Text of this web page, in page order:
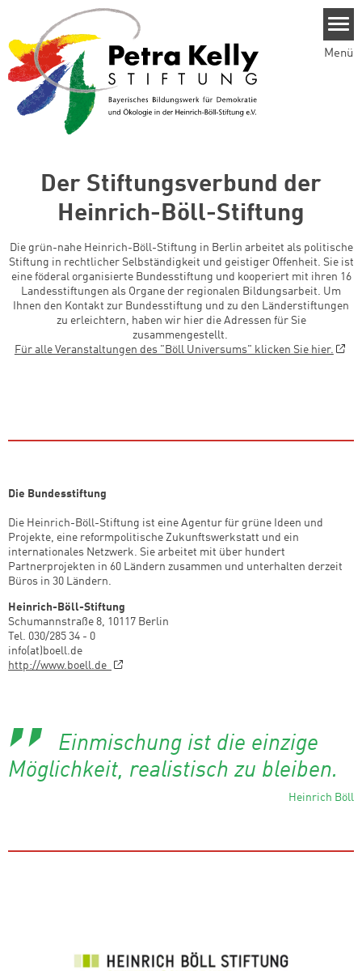
Menü
Der Stiftungsverbund der
Heinrich-Böll-Stiftung
Die grün-nahe Heinrich-Böll-Stiftung in Berlin arbeitet als politische
Stiftung in rechtlicher Selbständigkeit und geistiger Offenheit. Sie ist
eine föderal organisierte Bundesstiftung und kooperiert mit ihren 16
Landesstiftungen als Organe der regionalen Bildungsarbeit. Um
Ihnen den Kontakt zur Bundesstiftung und zu den Länderstiftungen
zu erleichtern, haben wir hier die Adressen für Sie
zusammengestellt.
Für alle Veranstaltungen des "Böll Universums" klicken Sie hier.
Die Bundesstiftung
Die Heinrich-Böll-Stiftung ist eine Agentur für grüne Ideen und
Projekte, eine reformpolitische Zukunftswerkstatt und ein
internationales Netzwerk. Sie arbeitet mit über hundert
Partnerprojekten in 60 Ländern zusammen und unterhalten derzeit
Büros in 30 Ländern.
Heinrich-Böll-Stiftung
Schumannstraße 8, 10117 Berlin
Tel. 030/285 34 - 0
info(at)boell.de
http://www.boell.de
Einmischung ist die einzige
Möglichkeit, realistisch zu bleiben.
Heinrich Böll